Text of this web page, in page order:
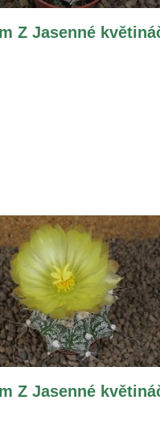
Z Jasenné
Z Jasenné